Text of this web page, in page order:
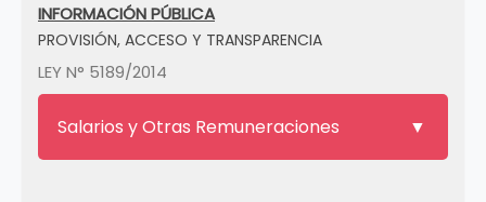
INFORMACIÓN PÚBLICA
PROVISIÓN, ACCESO Y TRANSPARENCIA
LEY N° 5189/2014
Salarios y Otras Remuneraciones